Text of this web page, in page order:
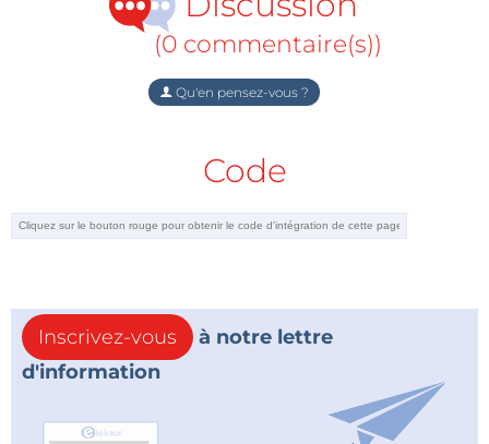
d'ElektorHebdo son DVD-ROM LED-Toolbox à des
conditions avantageuses : le port est offert !
(0 commentaire(s))
Qu'en pensez-vous ?
Code
Inscrivez-vous
à notre lettre
d'information